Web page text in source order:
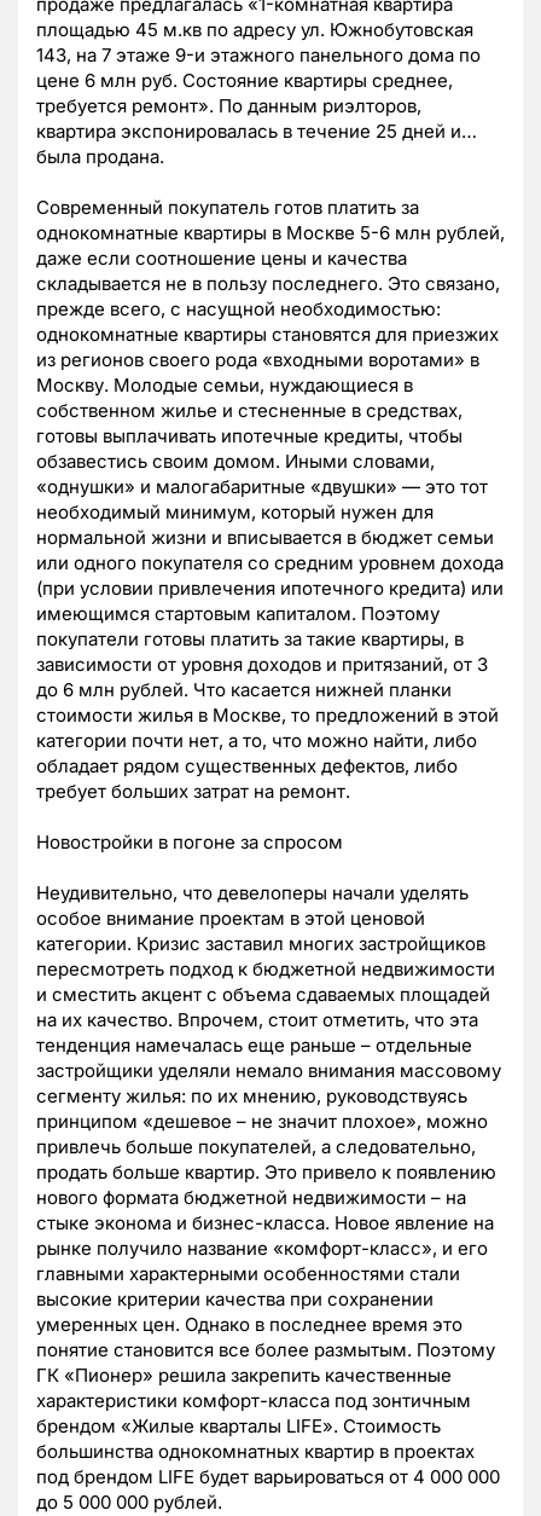
продаже предлагалась «1-комнатная квартира
площадью 45 м.кв по адресу ул. Южнобутовская
143, на 7 этаже 9-и этажного панельного дома по
цене 6 млн руб. Состояние квартиры среднее,
требуется ремонт». По данным риэлторов,
квартира экспонировалась в течение 25 дней и…
была продана.
Современный покупатель готов платить за
однокомнатные квартиры в Москве 5-6 млн рублей,
даже если соотношение цены и качества
складывается не в пользу последнего. Это связано,
прежде всего, с насущной необходимостью:
однокомнатные квартиры становятся для приезжих
из регионов своего рода «входными воротами» в
Москву. Молодые семьи, нуждающиеся в
собственном жилье и стесненные в средствах,
готовы выплачивать ипотечные кредиты, чтобы
обзавестись своим домом. Иными словами,
«однушки» и малогабаритные «двушки» — это тот
необходимый минимум, который нужен для
нормальной жизни и вписывается в бюджет семьи
или одного покупателя со средним уровнем дохода
(при условии привлечения ипотечного кредита) или
имеющимся стартовым капиталом. Поэтому
покупатели готовы платить за такие квартиры, в
зависимости от уровня доходов и притязаний, от 3
до 6 млн рублей. Что касается нижней планки
стоимости жилья в Москве, то предложений в этой
категории почти нет, а то, что можно найти, либо
обладает рядом существенных дефектов, либо
требует больших затрат на ремонт.
Новостройки в погоне за спросом
Неудивительно, что девелоперы начали уделять
особое внимание проектам в этой ценовой
категории. Кризис заставил многих застройщиков
пересмотреть подход к бюджетной недвижимости
и сместить акцент с объема сдаваемых площадей
на их качество. Впрочем, стоит отметить, что эта
тенденция намечалась еще раньше – отдельные
застройщики уделяли немало внимания массовому
сегменту жилья: по их мнению, руководствуясь
принципом «дешевое – не значит плохое», можно
привлечь больше покупателей, а следовательно,
продать больше квартир. Это привело к появлению
нового формата бюджетной недвижимости – на
стыке эконома и бизнес-класса. Новое явление на
рынке получило название «комфорт-класс», и его
главными характерными особенностями стали
высокие критерии качества при сохранении
умеренных цен. Однако в последнее время это
понятие становится все более размытым. Поэтому
ГК «Пионер» решила закрепить качественные
характеристики комфорт-класса под зонтичным
брендом «Жилые кварталы LIFE». Стоимость
большинства однокомнатных квартир в проектах
под брендом LIFE будет варьироваться от 4 000 000
до 5 000 000 рублей.